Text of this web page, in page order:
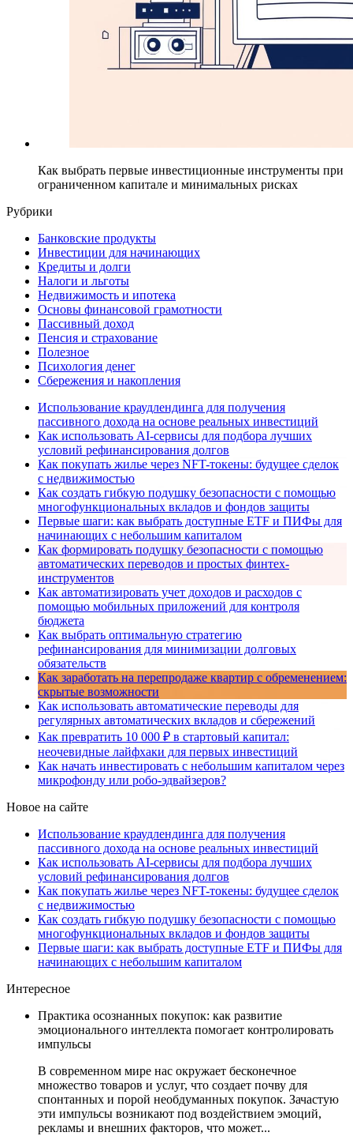
Как выбрать первые инвестиционные инструменты при
ограниченном капитале и минимальных рисках
Рубрики
Банковские продукты
Инвестиции для начинающих
Кредиты и долги
Налоги и льготы
Недвижимость и ипотека
Основы финансовой грамотности
Пассивный доход
Пенсия и страхование
Полезное
Психология денег
Сбережения и накопления
Использование краудлендинга для получения
пассивного дохода на основе реальных инвестиций
Как использовать AI-сервисы для подбора лучших
условий рефинансирования долгов
Как покупать жилье через NFT-токены: будущее сделок
с недвижимостью
Как создать гибкую подушку безопасности с помощью
многофункциональных вкладов и фондов защиты
Первые шаги: как выбрать доступные ETF и ПИФы для
начинающих с небольшим капиталом
Как формировать подушку безопасности с помощью
автоматических переводов и простых финтех-
инструментов
Как автоматизировать учет доходов и расходов с
помощью мобильных приложений для контроля
бюджета
Как выбрать оптимальную стратегию
рефинансирования для минимизации долговых
обязательств
Как заработать на перепродаже квартир с обременением:
скрытые возможности
Как использовать автоматические переводы для
регулярных автоматических вкладов и сбережений
Как превратить 10 000 ₽ в стартовый капитал:
неочевидные лайфхаки для первых инвестиций
Как начать инвестировать с небольшим капиталом через
микрофонду или робо-эдвайзеров?
Новое на сайте
Использование краудлендинга для получения
пассивного дохода на основе реальных инвестиций
Как использовать AI-сервисы для подбора лучших
условий рефинансирования долгов
Как покупать жилье через NFT-токены: будущее сделок
с недвижимостью
Как создать гибкую подушку безопасности с помощью
многофункциональных вкладов и фондов защиты
Первые шаги: как выбрать доступные ETF и ПИФы для
начинающих с небольшим капиталом
Интересное
Практика осознанных покупок: как развитие
эмоционального интеллекта помогает контролировать
импульсы
В современном мире нас окружает бесконечное
множество товаров и услуг, что создает почву для
спонтанных и порой необдуманных покупок. Зачастую
эти импульсы возникают под воздействием эмоций,
рекламы и внешних факторов, что может...